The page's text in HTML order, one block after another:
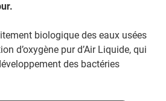
biologique des eaux usées
d’oxygène pur d’Air Liquide, qui
des bactéries